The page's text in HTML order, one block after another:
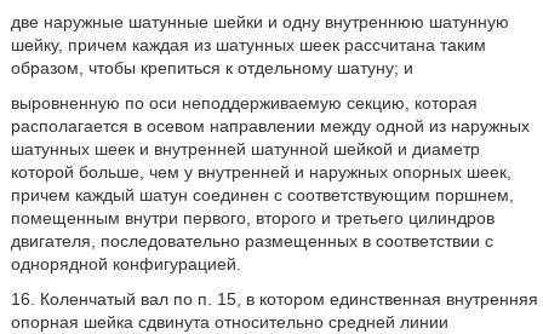
две наружные шатунные шейки и одну внутреннюю шатунную
шейку, причем каждая из шатунных шеек рассчитана таким
образом, чтобы крепиться к отдельному шатуну; и
выровненную по оси неподдерживаемую секцию, которая
располагается в осевом направлении между одной из наружных
шатунных шеек и внутренней шатунной шейкой и диаметр
которой больше, чем у внутренней и наружных опорных шеек,
причем каждый шатун соединен с соответствующим поршнем,
помещенным внутри первого, второго и третьего цилиндров
двигателя, последовательно размещенных в соответствии с
однорядной конфигурацией.
16. Коленчатый вал по п. 15, в котором единственная внутренняя
опорная шейка сдвинута относительно средней линии